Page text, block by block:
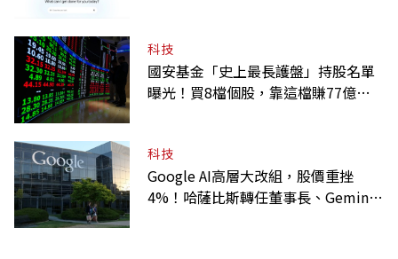
科技
國安基金「史上最長護盤」持股名單
曝光！買8檔個股，靠這檔賺77億最
科技
Google AI高層大改組，股價重挫
4%！哈薩比斯轉任董事長、Gemini